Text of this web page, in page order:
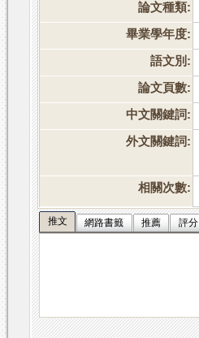
論文種類:
畢業學年度:
語文別:
論文頁數:
中文關鍵詞:
外文關鍵詞:
相關次數:
推文 網路書籤 推薦 評分